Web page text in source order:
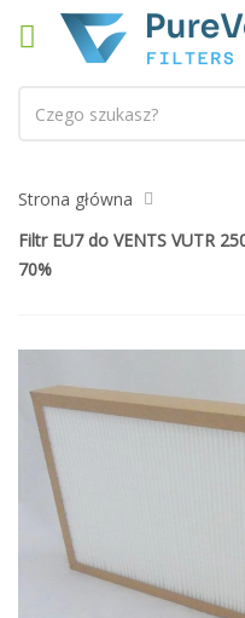
Strona główna
Filtr EU7 do VENTS VUTR
70%
Przejdź
koniec
galerii